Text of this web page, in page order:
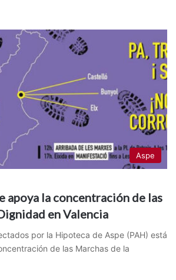
Aspe
apoya la concentración de las
en Valencia
por la Hipoteca de Aspe (PAH) está
de las Marchas de la